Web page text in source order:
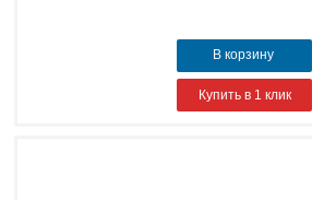
В корзину
Купить в 1 клик